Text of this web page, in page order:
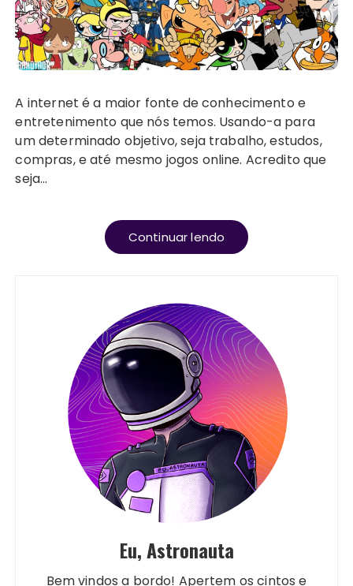
A internet é a maior fonte de conhecimento e
entretenimento que nós temos. Usando-a para
um determinado objetivo, seja trabalho, estudos,
compras, e até mesmo jogos online. Acredito que
seja…
Continuar lendo
Eu, Astronauta
Bem vindos a bordo! Apertem os cintos e